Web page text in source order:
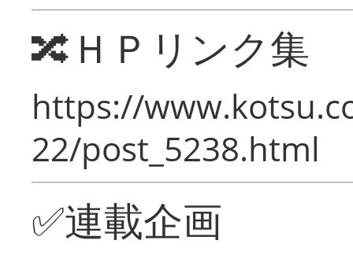
🔀ＨＰリンク集
https://
22/post_5238.html
✅連載企画